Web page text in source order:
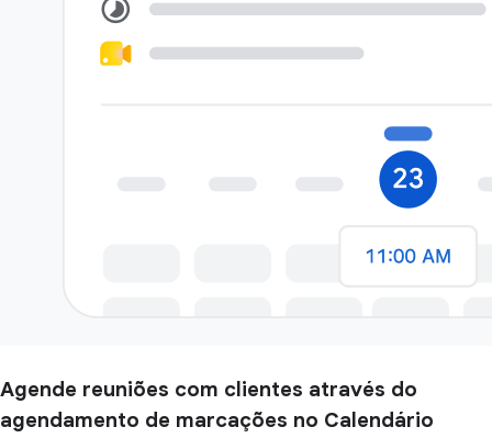
Agende reuniões com clientes através do
agendamento de marcações no Calendário